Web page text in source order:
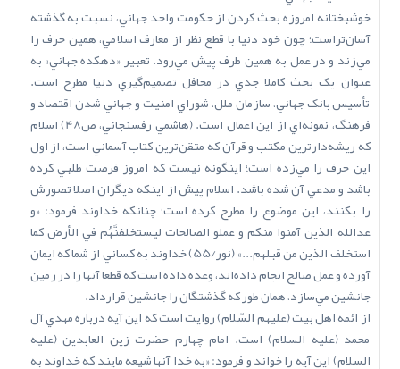
خوشبختانه امروزه بحث کردن از حکومت واحد جهاني، نسبت به گذشته
آسان‌تراست؛ چون خود دنيا با قطع نظر از معارف اسلامي، همين حرف را
مي‌زند و در عمل به همين طرف پيش مي‌رود. تعبير «دهکده جهاني» به
عنوان يک بحث کاملا جدي در محافل تصميم‌گيري دنيا مطرح است.
تأسيس بانک جهاني، سازمان ملل، شوراي امنيت و جهاني شدن اقتصاد و
فرهنگ، نمونه‌اي از اين اعمال است. (هاشمي رفسنجاني، ص48) اسلام
که ريشه‌دارترين مکتب و قرآن که متقن‌ترين کتاب آسماني است، از اول
اين حرف را مي‌زده است؛ اينگونه نيست که امروز فرصت طلبي کرده
باشد و مدعي آن شده باشد. اسلام پيش از اينکه ديگران اصلا تصورش
را بکنند، اين موضوع را مطرح کرده است؛ چنانکه خداوند فرمود: «و
عدالله الذين آمنوا منکم و عملو الصالحات ليستخلفنَّهُم في الأرض كما
استخلف الذين من قبلهم...» (نور/55) خداوند به کساني از شما که ايمان
آورده و عمل صالح انجام داده‌اند، وعده داده است که قطعا آنها را در زمين
جانشين مي‌سازد، همان طور که گذشتگان را جانشين قرارداد.
از ائمه اهل بيت (عليهم السّلام) روايت است که اين آيه درباره مهدي آل
محمد (عليه السلام) است. امام چهارم حضرت زين العابدين (عليه
السلام) اين آيه را خواند و فرمود: «به خدا آنها شيعه مايند که خداوند به